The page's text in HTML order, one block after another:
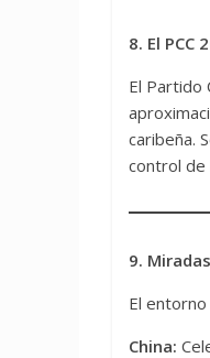
8. El
El Partido
caribeña.
control
9.
El
China: